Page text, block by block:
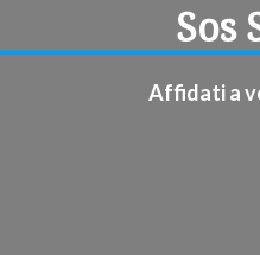
Sos
Affidati a